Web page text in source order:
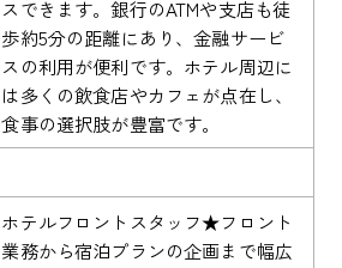
スできます。銀行のATMや支店も徒
歩約5分の距離にあり、金融サービ
スの利用が便利です。ホテル周辺に
は多くの飲食店やカフェが点在し、
食事の選択肢が豊富です。
ホテルフロントスタッフ★フロント
業務から宿泊プランの企画まで幅広